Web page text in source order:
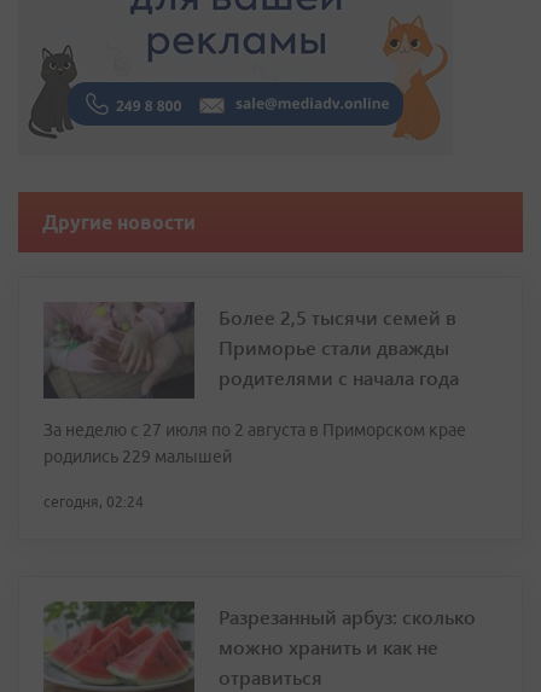
Другие новости
Более 2,5 тысячи семей в
Приморье стали дважды
родителями с начала года
За неделю с 27 июля по 2 августа в Приморском крае
родились 229 малышей
сегодня, 02:24
Разрезанный арбуз: сколько
можно хранить и как не
отравиться